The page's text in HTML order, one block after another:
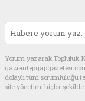
Yorum yazarak Topluluk
dolaylı tüm sorumluluğu
site yönetimi hiçbir